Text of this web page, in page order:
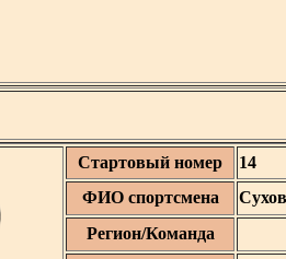
Стартовый номер
14
ФИО спортсмена
Регион/Команда